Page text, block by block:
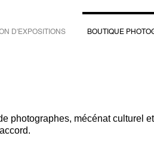
D'EXPOSITIONS BOUTIQUE
photographes, mécénat culturel